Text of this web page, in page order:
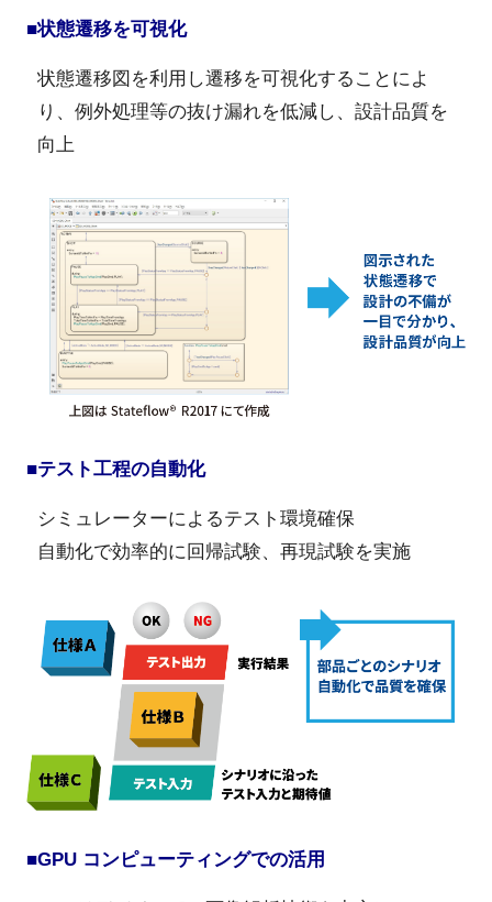
■状態遷移を可視化
状態遷移図を利用し遷移を可視化することによ
り、例外処理等の抜け漏れを低減し、設計品質を
向上
■テスト工程の自動化
シミュレーターによるテスト環境確保
自動化で効率的に回帰試験、再現試験を実施
■GPU コンピューティングでの活用